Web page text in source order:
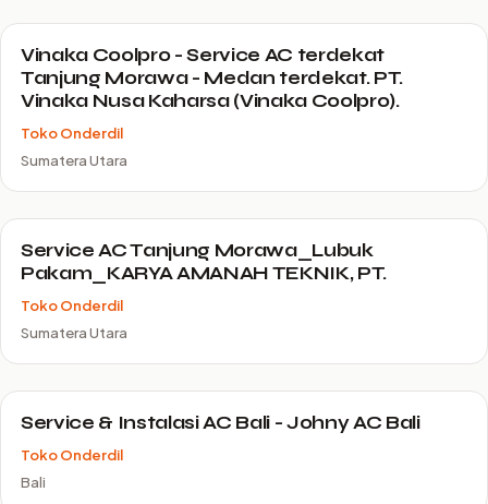
Vinaka Coolpro - Service AC terdekat
Tanjung Morawa - Medan terdekat. PT.
Vinaka Nusa Kaharsa (Vinaka Coolpro).
Toko Onderdil
Sumatera Utara
Service AC Tanjung Morawa_Lubuk
Pakam_KARYA AMANAH TEKNIK, PT.
Toko Onderdil
Sumatera Utara
Service & Instalasi AC Bali - Johny AC Bali
Toko Onderdil
Bali